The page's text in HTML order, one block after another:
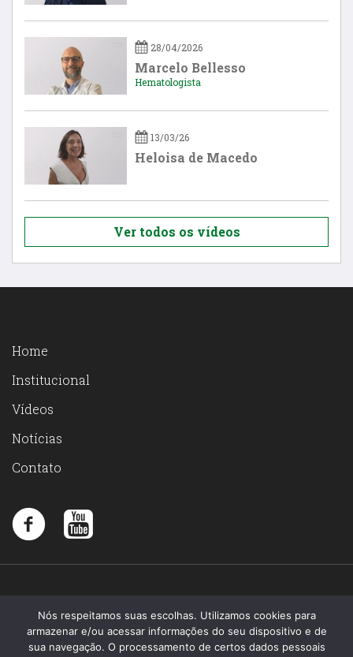
28/04/2026
Marcelo Bellesso
Hematologista
13/03/26
Heloisa de Macedo
Ver todos os vídeos
Home
Institucional
Vídeos
Notícias
Contato
Nós respeitamos suas escolhas. Utilizamos cookies para
armazenar e/ou acessar informações do seu dispositivo e de
sua navegação. O processamento de certos dados pessoais